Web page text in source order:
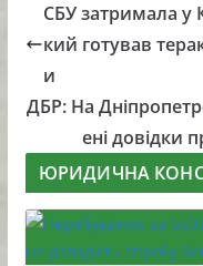
СБУ затримала у
кий готував
и
ДБР: На
ені довідки
ЮРИДИЧНА